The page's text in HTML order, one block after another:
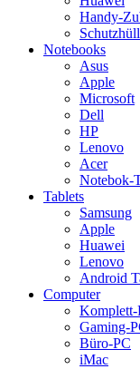
Handy-
Notebooks
Asus
Apple
Microsoft
Dell
HP
Lenovo
Acer
Notebok-
Tablets
Samsung
Apple
Huawei
Lenovo
Android
Computer
Komplett-
Gaming-
Büro-PC
iMac